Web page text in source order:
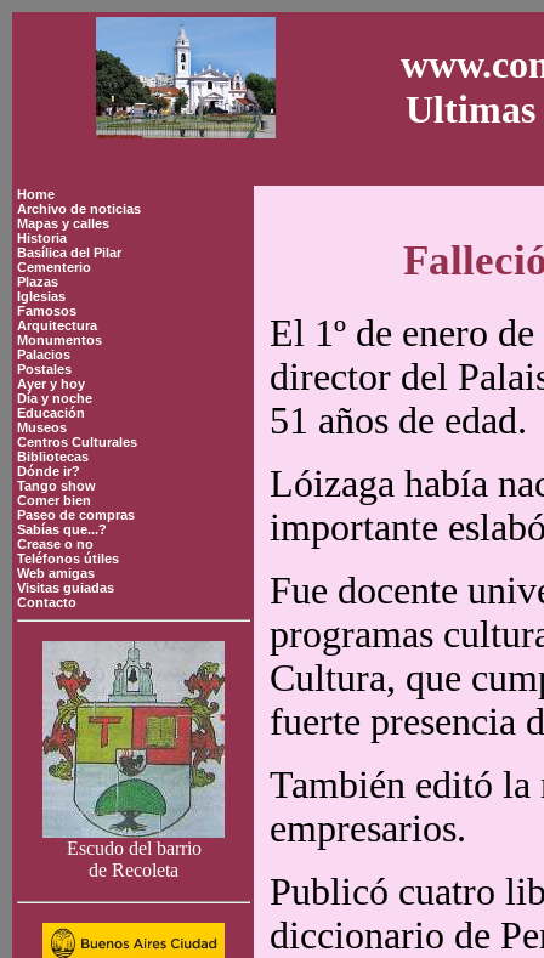
Ultimas
Home
Archivo de noticias
Mapas y calles
Historia
Basílica del Pilar
Cementerio
Plazas
Iglesias
Famosos
Arquitectura
Monumentos
Palacios
Postales
Ayer y hoy
Día y noche
Educación
Museos
Centros Culturales
Bibliotecas
Dónde ir?
Tango show
Comer bien
Paseo de compras
Sabías que...?
Crease o no
Teléfonos útiles
Web amigas
Visitas guiadas
Contacto
Escudo del barrio
de Recoleta
El 1º de enero
director del
51 años de edad.
Lóizaga había
importante
Fue docente
programas
Cultura, que
fuerte presencia
También editó la
empresarios.
Publicó cuatro
diccionario de